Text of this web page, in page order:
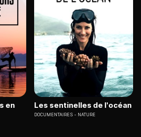
en
Les sentinelles de l'océan
DOCUMENTAIRES NATURE